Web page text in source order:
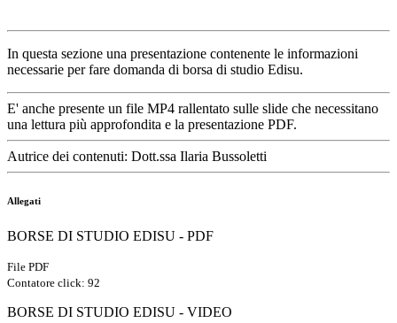
In questa sezione una presentazione contenente le informazioni
necessarie per fare domanda di borsa di studio Edisu.
E' anche presente un file MP4 rallentato sulle slide che necessitano
una lettura più approfondita e la presentazione PDF.
Autrice dei contenuti: Dott.ssa Ilaria Bussoletti
Allegati
BORSE DI STUDIO EDISU - PDF
File PDF
Contatore click: 92
BORSE DI STUDIO EDISU - VIDEO